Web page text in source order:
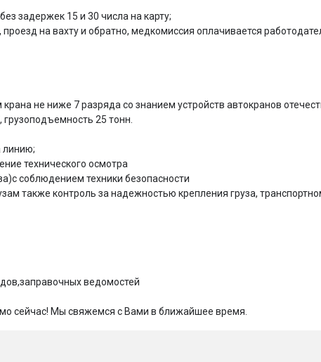
задержек 15 и 30 числа на карту;
на вахту и обратно, медкомиссия оплачивается
не ниже 7 разряда со знанием устройств автокранов
25 тонн.
линию;
технического осмотра
соблюдением техники безопасности
также контроль за надежностью крепления груза,
ведомостей
сейчас! Мы свяжемся с Вами в ближайшее время.